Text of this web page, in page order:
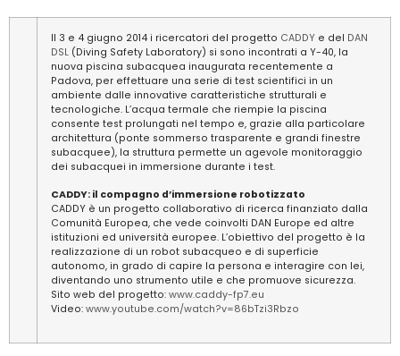
Il 3 e 4 giugno 2014 i ricercatori del progetto CADDY e del DAN
DSL (Diving Safety Laboratory) si sono incontrati a Y-40, la
nuova piscina subacquea inaugurata recentemente a
Padova, per effettuare una serie di test scientifici in un
ambiente dalle innovative caratteristiche strutturali e
tecnologiche. L’acqua termale che riempie la piscina
consente test prolungati nel tempo e, grazie alla particolare
architettura (ponte sommerso trasparente e grandi finestre
subacquee), la struttura permette un agevole monitoraggio
dei subacquei in immersione durante i test.
CADDY: il compagno d’immersione robotizzato
CADDY è un progetto collaborativo di ricerca finanziato dalla
Comunità Europea, che vede coinvolti DAN Europe ed altre
istituzioni ed università europee. L’obiettivo del progetto è la
realizzazione di un robot subacqueo e di superficie
autonomo, in grado di capire la persona e interagire con lei,
diventando uno strumento utile e che promuove sicurezza.
Sito web del progetto: www.caddy-fp7.eu
Video: www.youtube.com/watch?v=86bTzi3Rbzo